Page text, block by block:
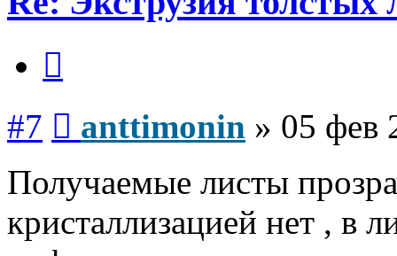
#7 anttimonin » 05 фев
Получаемые листы
кристаллизацией нет , в